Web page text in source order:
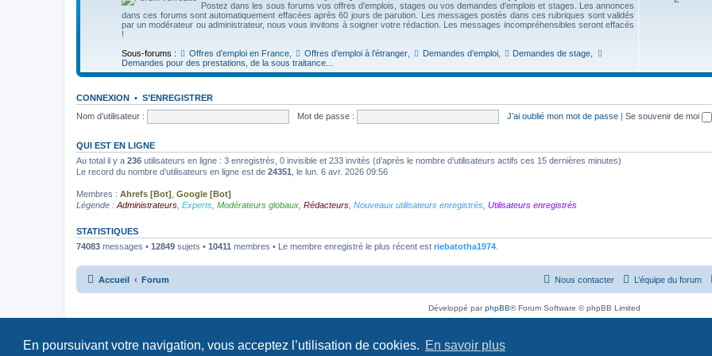
En poursuivant votre navigation, vous acceptez l’utilisation de cookies. En savoir plus
Postez dans les sous forums vos offres d’emplois, stages ou vos demandes d’emplois et stages. Les annonces
dans ces forums sont automatiquement effacées après 60 jours de parution. Les messages postés dans ces rubriques sont validés
par un modérateur ou administrateur, nous vous invitons à soigner votre rédaction. Les messages incompréhensibles seront effacés
!
Sous-forums :
Offres d’emploi en France, Offres d’emploi à l’étranger, Demandes d’emploi, Demandes de stage
Demandes pour des prestations, de la sous traitance...
CONNEXION • S’ENREGISTRER
Nom d’utilisateur :
Mot de passe : J’ai oublié mon mot de passe | Se souvenir de moi
QUI EST EN LIGNE
Au total il y a 236 utilisateurs en ligne : 3 enregistrés, 0 invisible et 233 invités (d’après le nombre d’utilisateurs actifs ces 15 dernières minutes)
Le record du nombre d’utilisateurs en ligne est de 24351 , le lun. 6 avr. 2026 09:56
Membres : Ahrefs [Bot] Google [Bot]
Légende : Administrateurs Experts Modérateurs globaux Rédacteurs Nouveaux utilisateurs enregistrés Utilisateurs enregistrés
STATISTIQUES
74083 messages • 12849 sujets • 10411 membres • Le membre enregistré le plus récent est riebatotha1974
Accueil Forum L’équipe du forum
Nous contacter
Développé parphpBB® Forum Software © phpBB Limited